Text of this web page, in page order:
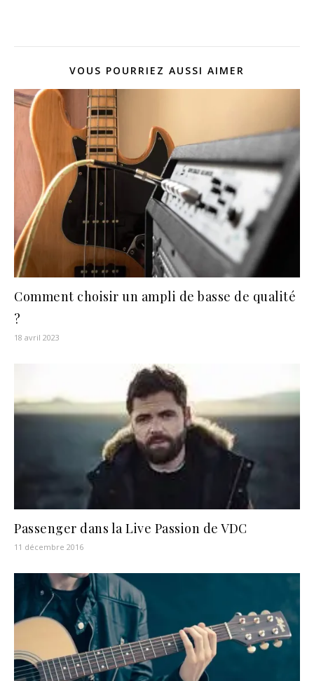
VOUS POURRIEZ AUSSI AIMER
Comment choisir un ampli de basse de qualité
?
18 avril 2023
Passenger dans la Live Passion de VDC
11 décembre 2016